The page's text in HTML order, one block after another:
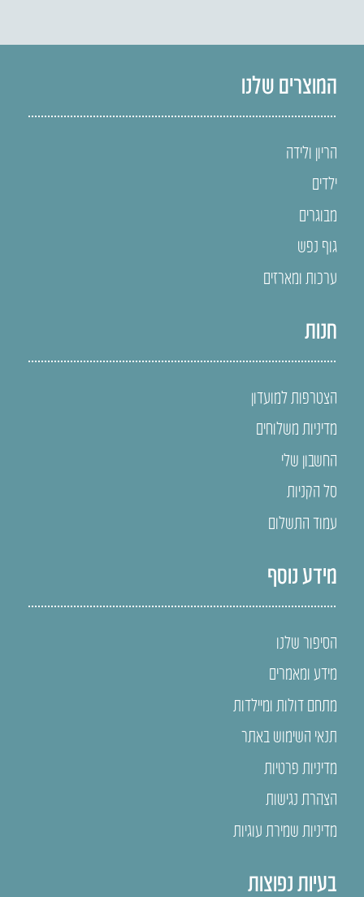
המוצרים שלנו
הריון ולידה
ילדים
מבוגרים
גוף נפש
ערכות ומארזים
חנות
הצטרפות למועדון
מדיניות משלוחים
החשבון שלי
סל הקניות
עמוד התשלום
מידע נוסף
הסיפור שלנו
מידע ומאמרים
מתחם דולות ומיילדות
תנאי השימוש באתר
מדיניות פרטיות
הצהרת נגישות
מדיניות שמירת עוגיות
בעיות נפוצות